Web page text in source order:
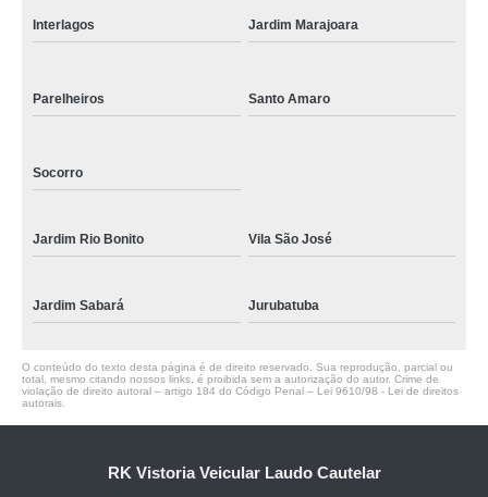
Interlagos Jardim Marajoara
Parelheiros Santo Amaro
Socorro
Jardim Rio Bonito Vila São José
Jardim Sabará Jurubatuba
O conteúdo do texto desta página é de direito reservado. Sua reprodução, parcial ou
total, mesmo citando nossos links, é proibida sem a autorização do autor. Crime de
violação de direito autoral – artigo 184 do Código Penal – Lei 9610/98 - Lei de direitos
autorais
RK Vistoria Veicular Laudo Cautelar